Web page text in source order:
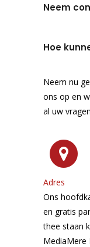
Neem
Hoe
Neem nu
ons op en
al uw
Adres
Ons
en gratis
thee staan
MediaMere